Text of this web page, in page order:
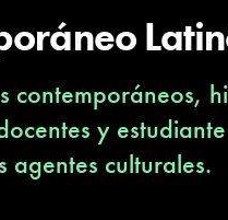
los
fines de
trabajó
contemporáneos,
y
agentes culturales.